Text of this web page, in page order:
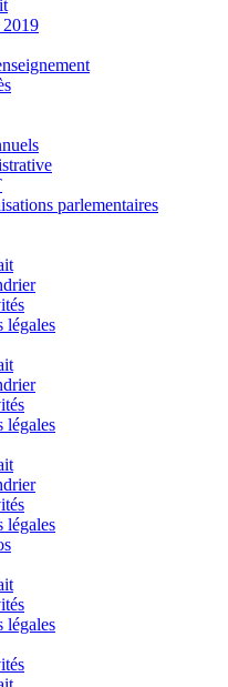
2019
parlementaires
légales
légales
légales
légales